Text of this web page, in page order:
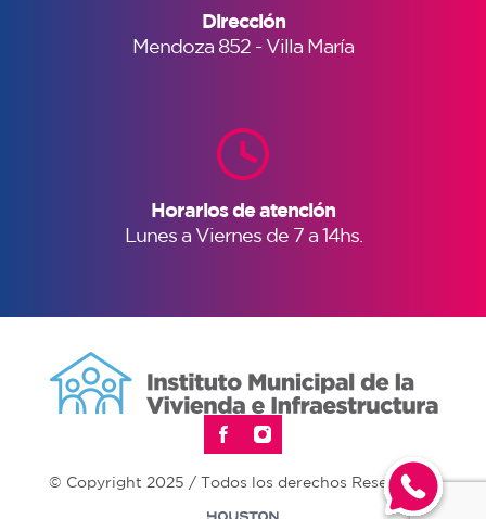
Dirección
Mendoza 852 - Villa María
Horarios de atención
Lunes a Viernes de 7 a 14hs.
© Copyright 2025 / Todos los derechos Reservados